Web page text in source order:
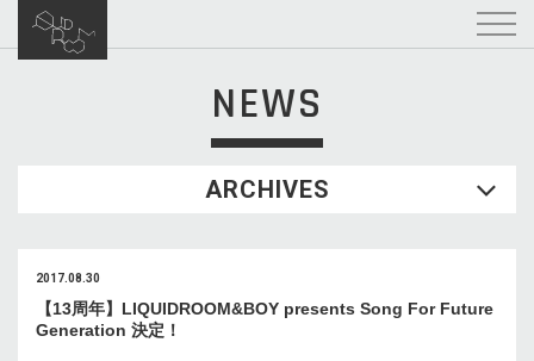
NEWS
ARCHIVES
2017.08.30
【13周年】LIQUIDROOM&BOY presents Song For Future
Generation 決定！